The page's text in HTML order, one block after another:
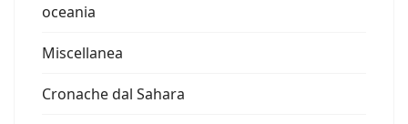
oceania
Miscellanea
Cronache dal Sahara